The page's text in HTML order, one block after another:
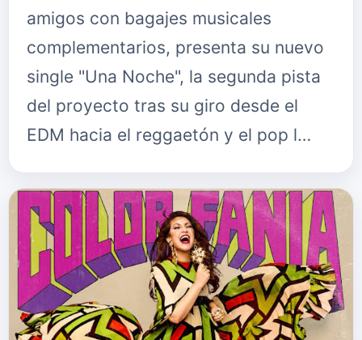
amigos con bagajes musicales
complementarios, presenta su nuevo
single "Una Noche", la segunda pista
del proyecto tras su giro desde el
EDM hacia el reggaetón y el pop l…